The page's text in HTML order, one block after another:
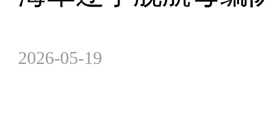
2026-05-19